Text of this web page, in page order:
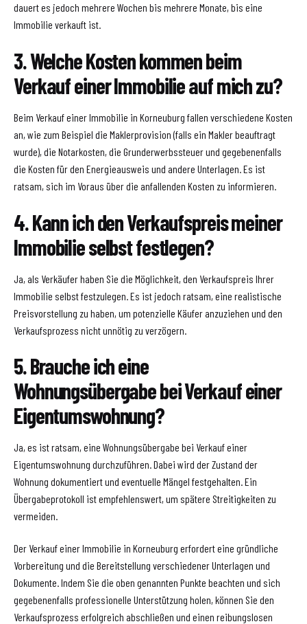
dauert es jedoch mehrere Wochen bis mehrere Monate, bis eine
Immobilie verkauft ist.
3. Welche Kosten kommen beim
Verkauf einer Immobilie auf mich zu?
Beim Verkauf einer Immobilie in Korneuburg fallen verschiedene Kosten
an, wie zum Beispiel die Maklerprovision (falls ein Makler beauftragt
wurde), die Notarkosten, die Grunderwerbssteuer und gegebenenfalls
die Kosten für den Energieausweis und andere Unterlagen. Es ist
ratsam, sich im Voraus über die anfallenden Kosten zu informieren.
4. Kann ich den Verkaufspreis meiner
Immobilie selbst festlegen?
Ja, als Verkäufer haben Sie die Möglichkeit, den Verkaufspreis Ihrer
Immobilie selbst festzulegen. Es ist jedoch ratsam, eine realistische
Preisvorstellung zu haben, um potenzielle Käufer anzuziehen und den
Verkaufsprozess nicht unnötig zu verzögern.
5. Brauche ich eine
Wohnungsübergabe bei Verkauf einer
Eigentumswohnung?
Ja, es ist ratsam, eine Wohnungsübergabe bei Verkauf einer
Eigentumswohnung durchzuführen. Dabei wird der Zustand der
Wohnung dokumentiert und eventuelle Mängel festgehalten. Ein
Übergabeprotokoll ist empfehlenswert, um spätere Streitigkeiten zu
vermeiden.
Der Verkauf einer Immobilie in Korneuburg erfordert eine gründliche
Vorbereitung und die Bereitstellung verschiedener Unterlagen und
Dokumente. Indem Sie die oben genannten Punkte beachten und sich
gegebenenfalls professionelle Unterstützung holen, können Sie den
Verkaufsprozess erfolgreich abschließen und einen reibungslosen